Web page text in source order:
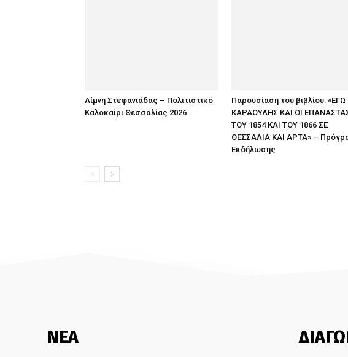
Λίμνη Στεφανιάδας – Πολιτιστικό
Καλοκαίρι Θεσσαλίας 2026
Παρουσίαση του βιβλίου: «ΕΓΩ
ΚΑΡΑΟΥΛΗΣ ΚΑΙ ΟΙ
ΤΟΥ 1854 ΚΑΙ ΤΟΥ 1866 ΣΕ
ΘΕΣΣΑΛΙΑ ΚΑΙ ΑΡΤΑ» –
Εκδήλωσης
ΝΕΑ